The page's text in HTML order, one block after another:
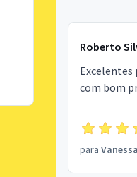
Roberto
Excelentes
com bom
para